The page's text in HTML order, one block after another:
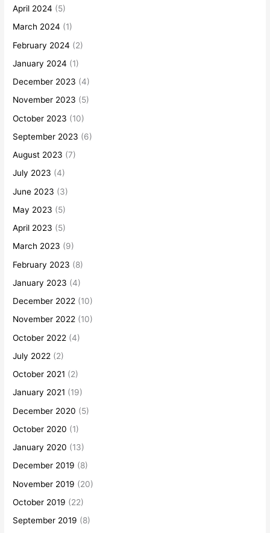
April 2024 (5)
March 2024 (1)
February 2024 (2)
January 2024 (1)
December 2023 (4)
November 2023 (5)
October 2023 (10)
September 2023 (6)
August 2023 (7)
July 2023 (4)
June 2023 (3)
May 2023 (5)
April 2023 (5)
March 2023 (9)
February 2023 (8)
January 2023 (4)
December 2022 (10)
November 2022 (10)
October 2022 (4)
July 2022 (2)
October 2021 (2)
January 2021 (19)
December 2020 (5)
October 2020 (1)
January 2020 (13)
December 2019 (8)
November 2019 (20)
October 2019 (22)
September 2019 (8)